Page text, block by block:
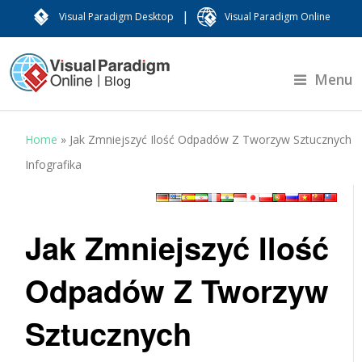
Visual Paradigm Desktop | Visual Paradigm Online
Menu
Home » Jak Zmniejszyć Ilość Odpadów Z Tworzyw Sztucznych
Infografika
Jak Zmniejszyć Ilość
Odpadów Z Tworzyw
Sztucznych